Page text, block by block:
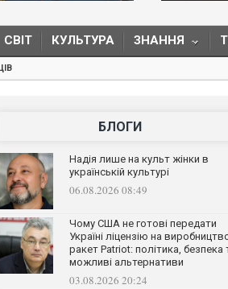
СВІТ КУЛЬТУРА ЗНАННЯ
БЛОГИ
Надія лише на культ жінки в
українській культурі
06.08.2026 08:49
Чому США не готові передати
Україні ліцензію на
ракет Patriot: політика, безпека
можливі альтернативи
03.08.2026 20:24